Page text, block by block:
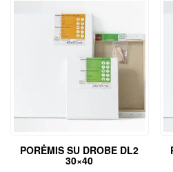
PORĖMIS SU DROBE DL2
30×40